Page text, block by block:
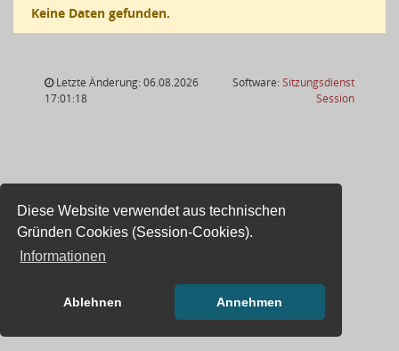
Diese Website verwendet aus technischen
Gründen Cookies (Session-Cookies).
Informationen
Ablehnen Annehmen
Keine Daten gefunden.
Letzte Änderung: 06.08.2026
17:01:18
Software:Sitzungsdienst
Session(Wird in